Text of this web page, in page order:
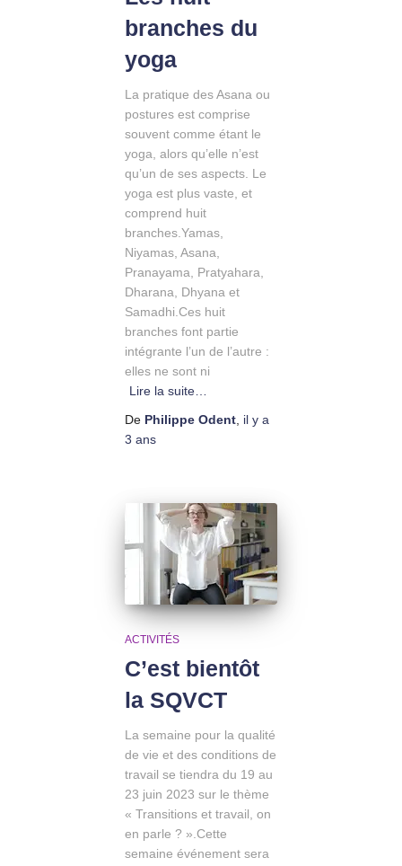
branches du
yoga
La pratique des Asana ou
postures est comprise
souvent comme étant le
yoga, alors qu’elle n’est
qu’un de ses aspects. Le
yoga est plus vaste, et
comprend huit
branches.Yamas,
Niyamas, Asana,
Pranayama, Pratyahara,
Dharana, Dhyana et
Samadhi.Ces huit
branches font partie
intégrante l’un de l’autre :
elles ne sont ni
Lire la suite…
De Philippe Odent, il y a
3 ans
ACTIVITÉS
C’est bientôt
la SQVCT
La semaine pour la qualité
de vie et des conditions de
travail se tiendra du 19 au
23 juin 2023 sur le thème
« Transitions et travail, on
en parle ? ».Cette
semaine événement sera